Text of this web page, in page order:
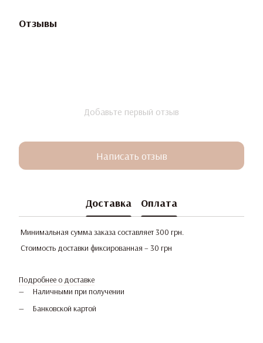
Отзывы
Добавьте первый отзыв
Написать отзыв
Доставка Оплата
Минимальная сумма заказа составляет 300 грн.
Стоимость доставки фиксированная – 30 грн
Подробнее о доставке
Наличными при получении
Банковской картой